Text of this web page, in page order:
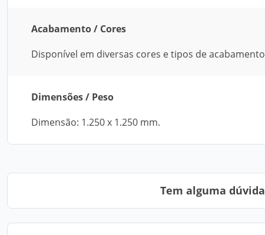
Acabamento / Cores
Disponível em diversas cores e tipos de
Dimensões / Peso
Dimensão: 1.250 x 1.250 mm.
Tem alguma